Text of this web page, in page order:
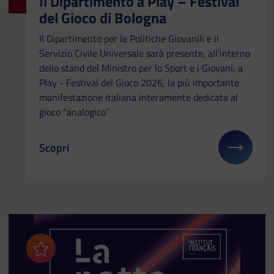
del Gioco di Bologna
Il Dipartimento per le Politiche Giovanili e il
Servizio Civile Universale sarà presente, all’interno
dello stand del Ministro per lo Sport e i Giovani, a
Play - Festival del Gioco 2026, la più importante
manifestazione italiana interamente dedicata al
gioco “analogico”
Il link ti porterà ad avere maggiori dettagli su: Il
Scopri
Aggiungi ai preferiti